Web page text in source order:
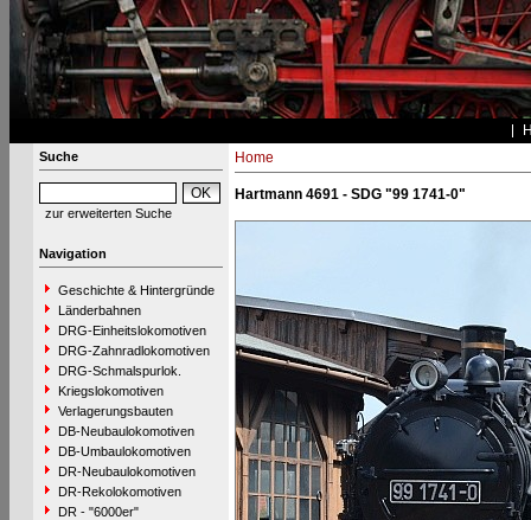
Suche
zur erweiterten Suche
Navigation
Geschichte & Hintergründe
Länderbahnen
DRG-Einheitslokomotiven
DRG-Zahnradlokomotiven
DRG-Schmalspurlok.
Kriegslokomotiven
Verlagerungsbauten
DB-Neubaulokomotiven
DB-Umbaulokomotiven
DR-Neubaulokomotiven
DR-Rekolokomotiven
DR - "6000er"
Home
Hartmann 4691 - SDG "99 1741-0"